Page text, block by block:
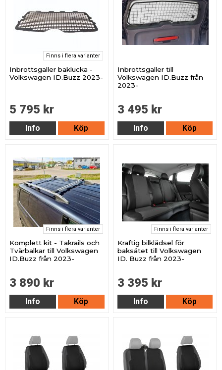
Finns i flera varianter
Inbrottsgaller baklucka -
Volkswagen ID.Buzz 2023-
5 795 kr
Info Köp
Inbrottsgaller till
Volkswagen ID.Buzz från
2023-
3 495 kr
Info Köp
Finns i flera varianter
Komplett kit - Takrails och
Tvärbalkar till Volkswagen
ID.Buzz från 2023-
3 890 kr
Info Köp
Finns i flera varianter
Kraftig bilklädsel för
baksätet till Volkswagen
ID. Buzz från 2023-
3 395 kr
Info Köp